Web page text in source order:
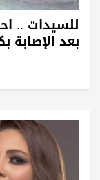
للسيدات ..
بعد الإصابة